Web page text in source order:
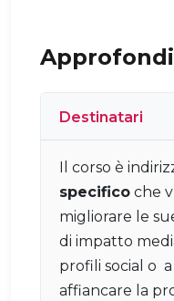
Destinatari
Il corso è
specifico che
migliorare le
di impatto
profili social o
affiancare la